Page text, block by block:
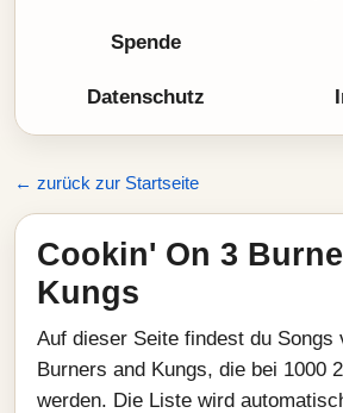
Spende
Datenschutz
← zurück zur Startseite
Cookin' On 3
Kungs
Auf dieser Seite findest du Songs
Burners and Kungs, die bei 1000
werden. Die Liste wird